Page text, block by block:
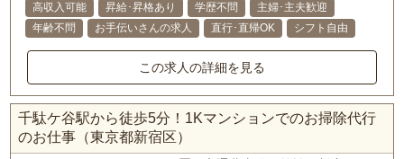
高収入可能
昇給･昇格あり 学歴不問
主婦･主夫歓迎
年齢不問
お手伝いさんの求人 直行･直帰OK シフト自由
この求人の詳細を見る
千駄ケ谷駅から徒歩5分！1Kマンションでのお掃除代行
のお仕事（東京都新宿区）